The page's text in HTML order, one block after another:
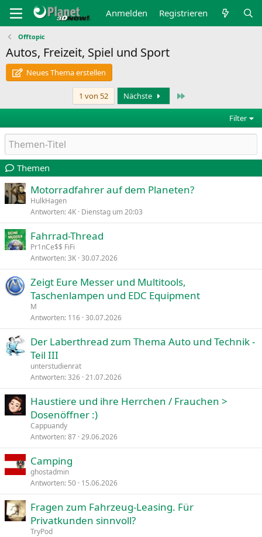
Anmelden Registrieren
Offtopic
Autos, Freizeit, Spiel und Sport
Neues Thema erstellen
1 von 52 Nächste
Filter
Themen
Motorradfahrer auf dem Planeten?
HulkHagen
Antworten 4K Dienstag um 20:03
Fahrrad-Thread
Pr1nCe$$ FiFi
Antworten 3K 30.07.2026
Zeigt Eure Messer und Multitools,
Taschenlampen und EDC Equipment
M
Antworten 116 30.07.2026
Der Laberthread zum Thema Auto und Technik -
Teil III
unterstudienrat
Antworten 326 21.07.2026
Haustiere und ihre Herrchen / Frauchen >
Dosenöffner :)
Cappuandy
Antworten 87 29.06.2026
Camping
ghostadmin
Antworten 50 15.06.2026
Fragen zum Fahrzeug-Leasing. Für
Privatkunden sinnvoll?
TryPod